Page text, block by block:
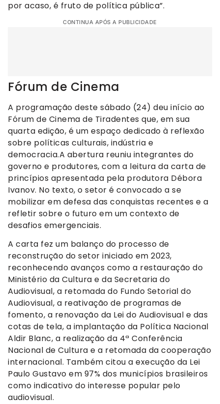
por acaso, é fruto de política pública”.
CONTINUA APÓS A PUBLICIDADE
Fórum de Cinema
A programação deste sábado (24) deu início ao
Fórum de Cinema de Tiradentes que, em sua
quarta edição, é um espaço dedicado à reflexão
sobre políticas culturais, indústria e
democracia.A abertura reuniu integrantes do
governo e produtores, com a leitura da carta de
princípios apresentada pela produtora Débora
Ivanov. No texto, o setor é convocado a se
mobilizar em defesa das conquistas recentes e a
refletir sobre o futuro em um contexto de
desafios emergenciais.
A carta fez um balanço do processo de
reconstrução do setor iniciado em 2023,
reconhecendo avanços como a restauração do
Ministério da Cultura e da Secretaria do
Audiovisual, a retomada do Fundo Setorial do
Audiovisual, a reativação de programas de
fomento, a renovação da Lei do Audiovisual e das
cotas de tela, a implantação da Política Nacional
Aldir Blanc, a realização da 4ª Conferência
Nacional de Cultura e a retomada da cooperação
internacional. Também citou a execução da Lei
Paulo Gustavo em 97% dos municípios brasileiros
como indicativo do interesse popular pelo
audiovisual.